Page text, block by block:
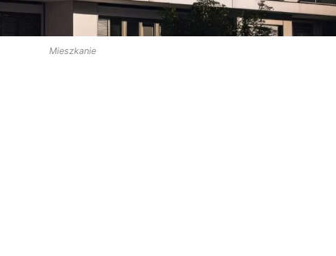
Mieszkanie